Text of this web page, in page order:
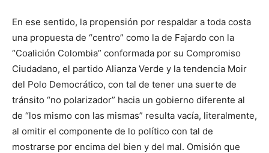
En ese sentido, la propensión por respaldar a toda costa
una propuesta de “centro” como la de Fajardo con la
“Coalición Colombia” conformada por su Compromiso
Ciudadano, el partido Alianza Verde y la tendencia Moir
del Polo Democrático, con tal de tener una suerte de
tránsito “no polarizador” hacia un gobierno diferente al
de “los mismo con las mismas” resulta vacía, literalmente,
al omitir el componente de lo político con tal de
mostrarse por encima del bien y del mal. Omisión que